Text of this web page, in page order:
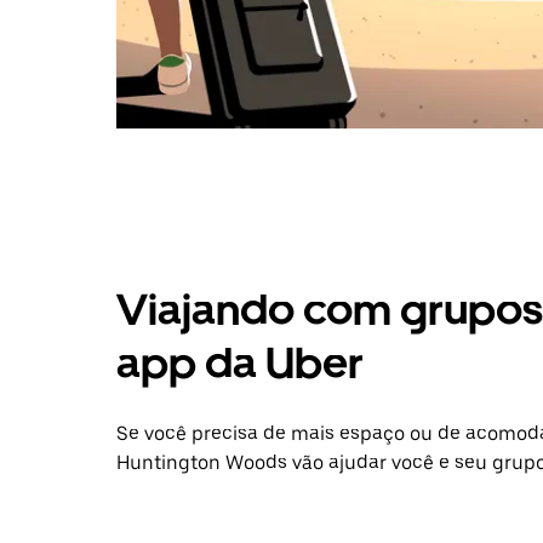
Viajando com
app da Uber
Se você precisa de mais espaço ou de
Huntington Woods vão ajudar você e seu